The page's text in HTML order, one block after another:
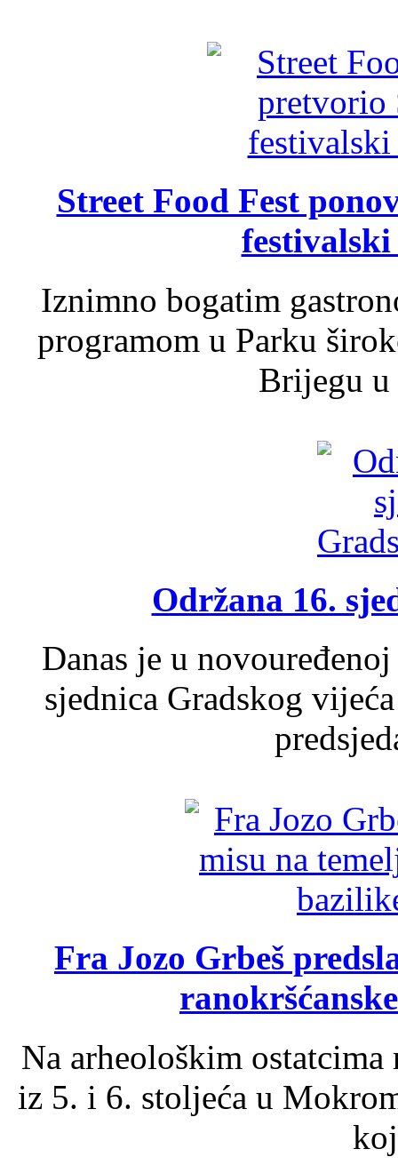
Street Food Fest
Iznimno bogatim
programom u Parku
Brijegu u
Održana 16.
Danas je u
sjednica Gradskog
Fra Jozo Grbeš
Na arheološkim
iz 5. i 6. stoljeća u